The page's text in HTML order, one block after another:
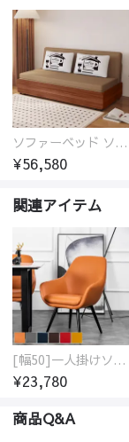
ソファーベッド ソファベッド 2人 3人掛け 「幅100～180cm」ソファー ソファーベッド 1人掛け 2人掛け 3人掛け 収納付き 北欧 コンパクト-fsx-1005
¥56,580
関連アイテム
[幅50]一人掛けソファ 高級合成皮革 コンパクト
¥23,780
商品Q&A